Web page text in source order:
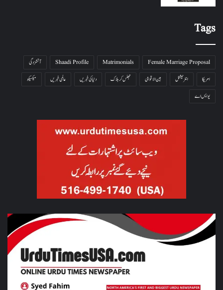
Tags
Female Marriage Proposal
Matrimonials
Shaadi Profile
آتشزدگی
امریکا
انٹرنیشنل بین الاقوامی جھلس کر ہلاک دنیا کی خبریں عالمی خبریں
میکسیکو
یو ایس اے